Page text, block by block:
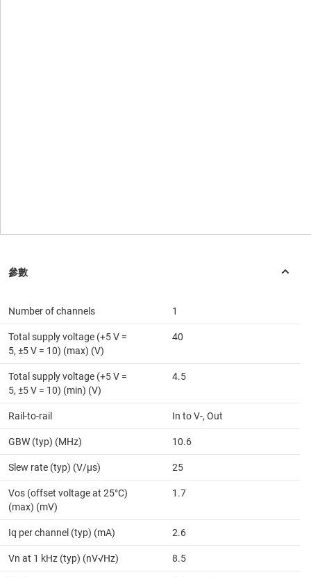
Number of channels 1
Total supply voltage (+5 V =
5, ±5 V = 10) (max) (V)
40
Total supply voltage (+5 V =
5, ±5 V = 10) (min) (V)
4.5
Rail-to-rail In to V-, Out
GBW (typ) (MHz) 10.6
Slew rate (typ) (V/µs) 25
Vos (offset voltage at 25°C)
(max) (mV)
1.7
Iq per channel (typ) (mA) 2.6
Vn at 1 kHz (typ) (nV√Hz) 8.5